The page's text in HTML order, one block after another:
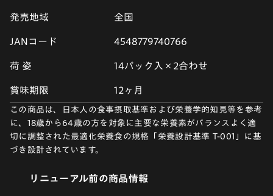
発売地域 全国
JANコード 4548779740766
荷 姿 14パック入×2合わせ
賞味期限 12ヶ月
この商品は、日本人の食事摂取基準および栄養学的知見等を参考
に、18歳から64歳の方を対象に主要な栄養素がバランスよく適
切に調整された最適化栄養食の規格「栄養設計基準 T-001」に基
づき設計されています。
リニューアル前の商品情報